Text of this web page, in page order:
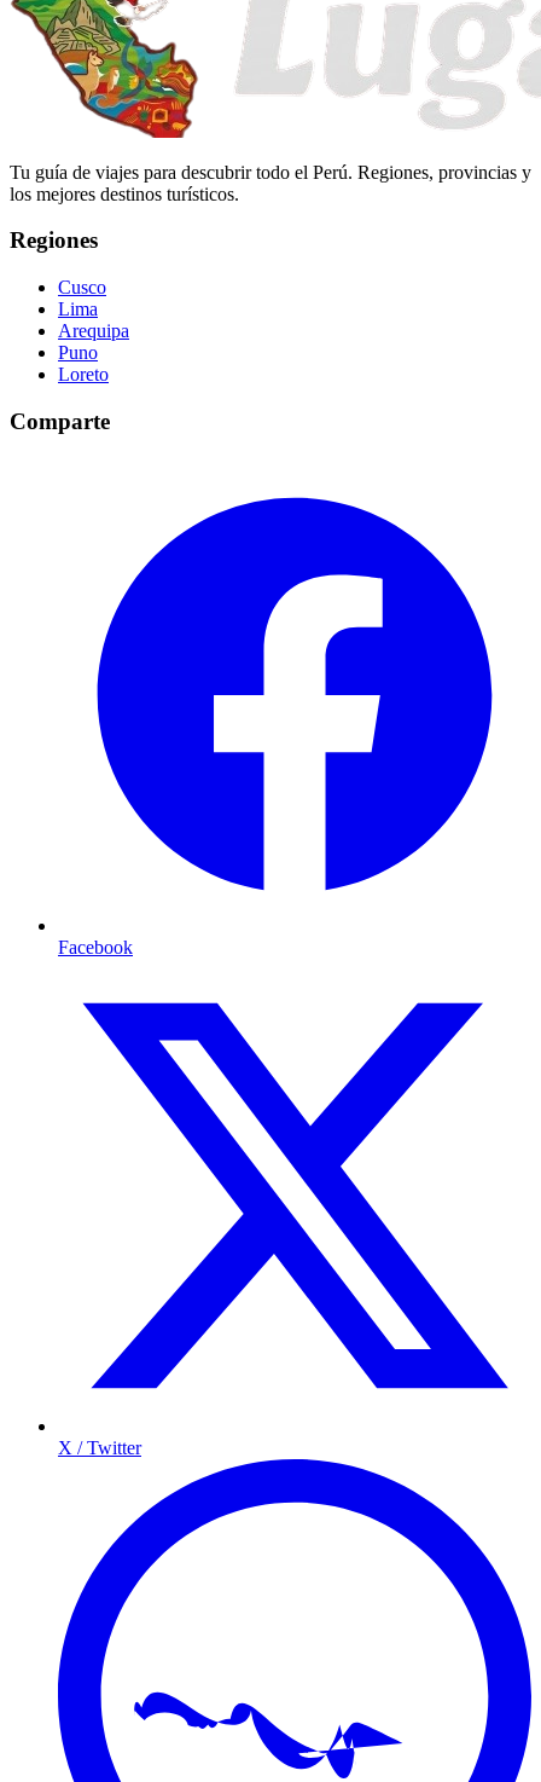
Tu guía de viajes para descubrir todo el Perú. Regiones, provincias y
los mejores destinos turísticos.
Regiones
Cusco
Lima
Arequipa
Puno
Loreto
Comparte
Facebook
X / Twitter